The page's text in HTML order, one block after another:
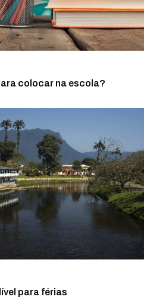
colocar na escola?
para férias